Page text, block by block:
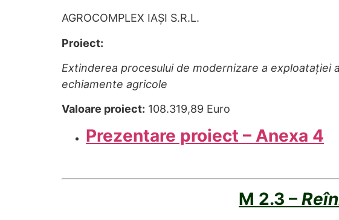
AGROCOMPLEX IAȘI S.R.L.
Proiect:
Extinderea procesului de modernizare a exploatației
echiamente agricole
Valoare proiect: 108.319,89 Euro
Prezentare proiect – Anexa 4
M 2.3 –